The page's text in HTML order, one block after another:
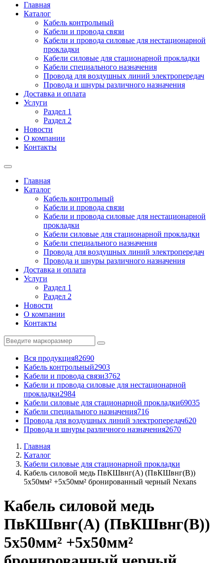
Главная
Каталог
Кабель контрольный
Кабели и провода связи
Кабели и провода силовые для нестационарной
прокладки
Кабели силовые для стационарной прокладки
Кабели специального назначения
Провода для воздушных линий электропередач
Провода и шнуры различного назначения
Доставка и оплата
Услуги
Раздел 1
Раздел 2
Новости
О компании
Контакты
Главная
Каталог
Кабель контрольный
Кабели и провода связи
Кабели и провода силовые для нестационарной
прокладки
Кабели силовые для стационарной прокладки
Кабели специального назначения
Провода для воздушных линий электропередач
Провода и шнуры различного назначения
Доставка и оплата
Услуги
Раздел 1
Раздел 2
Новости
О компании
Контакты
Вся продукция82690
Кабель контрольный2903
Кабели и провода связи3762
Кабели и провода силовые для нестационарной
прокладки2984
Кабели силовые для стационарной прокладки69035
Кабели специального назначения716
Провода для воздушных линий электропередач620
Провода и шнуры различного назначения2670
Главная
Каталог
Кабели силовые для стационарной прокладки
Кабель силовой медь ПвКШвнг(А) (ПвКШвнг(B))
5x50мм² +5x50мм² бронированный черный Nexans
Кабель силовой медь
ПвКШвнг(А) (ПвКШвнг(B))
5x50мм² +5x50мм²